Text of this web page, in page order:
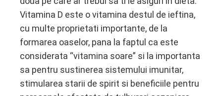
Vitamina D este o vitamina destul de ieftina,
cu multe proprietati importante, de la
formarea oaselor, pana la faptul ca este
considerata “vitamina soare” si la importanta
sa pentru sustinerea sistemului imunitar,
stimularea starii de spirit si beneficiile pentru